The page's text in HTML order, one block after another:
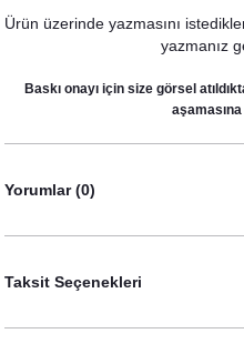
Ürün üzerinde yazmasını
yazmanız
Baskı onayı için size görsel
Yorumlar (0)
Taksit Seçenekleri